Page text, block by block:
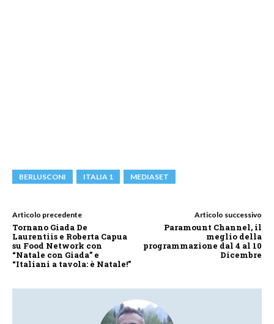
BERLUSCONI ITALIA 1 MEDIASET
Articolo precedente
Tornano Giada De
Laurentiis e Roberta Capua
su Food Network con
“Natale con Giada” e
“Italiani a tavola: è Natale!”
Articolo successivo
Paramount Channel, il
meglio della
programmazione dal 4 al 10
Dicembre